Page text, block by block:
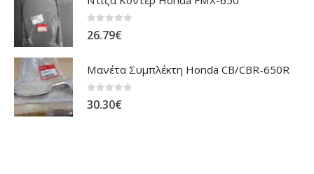
0 out of 5
26.79€
Μανέτα Συμπλέκτη Honda CB/CBR-650R
0 out of 5
30.30€